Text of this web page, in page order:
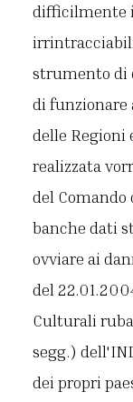
difficilmente
strumento di
di funzionare
delle Regioni
realizzata
del
banche dati
ovviare ai
del
Culturali
segg.)
dei propri